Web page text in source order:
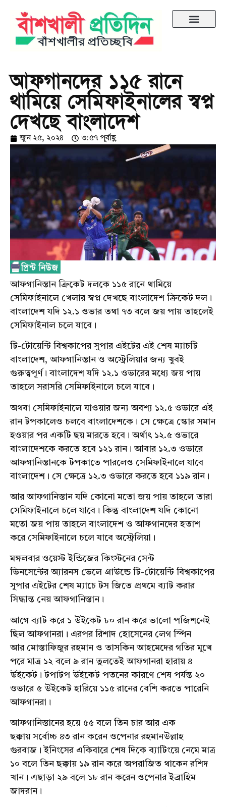
আফগানদের ১১৫ রানে
থামিয়ে সেমিফাইনালের স্বপ্ন
দেখছে বাংলাদেশ
জুন ২৫, ২০২৪ ৩:৫৭ পূর্বাহ্ণ
আফগানিস্তান ক্রিকেট দলকে ১১৫ রানে থামিয়ে
সেমিফাইনালে খেলার স্বপ্ন দেখছে বাংলাদেশ ক্রিকেট দল।
বাংলাদেশ যদি ১২.১ ওভার তথা ৭৩ বলে জয় পায় তাহলেই
সেমিফাইনাল চলে যাবে।
টি-টোয়েন্টি বিশ্বকাপের সুপার এইটের এই শেষ ম্যাচটি
বাংলাদেশ, আফগানিস্তান ও অস্ট্রেলিয়ার জন্য খুবই
গুরুত্বপূর্ণ। বাংলাদেশ যদি ১২.১ ওভারের মধ্যে জয় পায়
তাহলে সরাসরি সেমিফাইনালে চলে যাবে।
অথবা সেমিফাইনালে যাওয়ার জন্য অবশ্য ১২.৫ ওভারে এই
রান টপকালেও চলবে বাংলাদেশকে। সে ক্ষেত্রে স্কোর সমান
হওয়ার পর একটি ছয় মারতে হবে। অর্থাৎ ১২.৫ ওভারে
বাংলাদেশকে করতে হবে ১২১ রান। আবার ১২.৩ ওভারে
আফগানিস্তানকে টপকাতে পারলেও সেমিফাইনালে যাবে
বাংলাদেশ। সে ক্ষেত্রে ১২.৩ ওভারে করতে হবে ১১৯ রান।
আর আফগানিস্তান যদি কোনো মতো জয় পায় তাহলে তারা
সেমিফাইনালে চলে যাবে। কিন্তু বাংলাদেশ যদি কোনো
মতো জয় পায় তাহলে বাংলাদেশ ও আফগানদের হতাশ
করে সেমিফাইনালে চলে যাবে অস্ট্রেলিয়া।
মঙ্গলবার ওয়েস্ট ইন্ডিজের কিংস্টনের সেন্ট
ভিনসেন্টের অ্যারনস ভেলে গ্রাউন্ডে টি-টোয়েন্টি বিশ্বকাপের
সুপার এইটের শেষ ম্যাচে টস জিতে প্রথমে ব্যাট করার
সিদ্ধান্ত নেয় আফগানিস্তান।
আগে ব্যাট করে ১ উইকেট ৮০ রান করে ভালো পজিশনেই
ছিল আফগানরা। এরপর রিশাদ হোসেনের লেগ স্পিন
আর মোস্তাফিজুর রহমান ও তাসকিন আহমেদের গতির মুখে
পরে মাত্র ১২ বলে ৯ রান তুলতেই আফগানরা হারায় ৪
উইকেট। টপাটপ উইকেট পতনের কারণে শেষ পর্যন্ত ২০
ওভারে ৫ উইকেট হারিয়ে ১১৫ রানের বেশি করতে পারেনি
আফগানরা।
আফগানিস্তানের হয়ে ৫৫ বলে তিন চার আর এক
ছক্কায় সর্বোচ্চ ৪৩ রান করেন ওপেনার রহমানউল্লাহ
গুরবাজ। ইনিংসের একিবারে শেষ দিকে ব্যাটিংয়ে নেমে মাত্র
১০ বলে তিন ছক্কায় ১৯ রান করে অপরাজিত থাকেন রশিদ
খান। এছাড়া ২৯ বলে ১৮ রান করেন ওপেনার ইব্রাহিম
জাদরান।